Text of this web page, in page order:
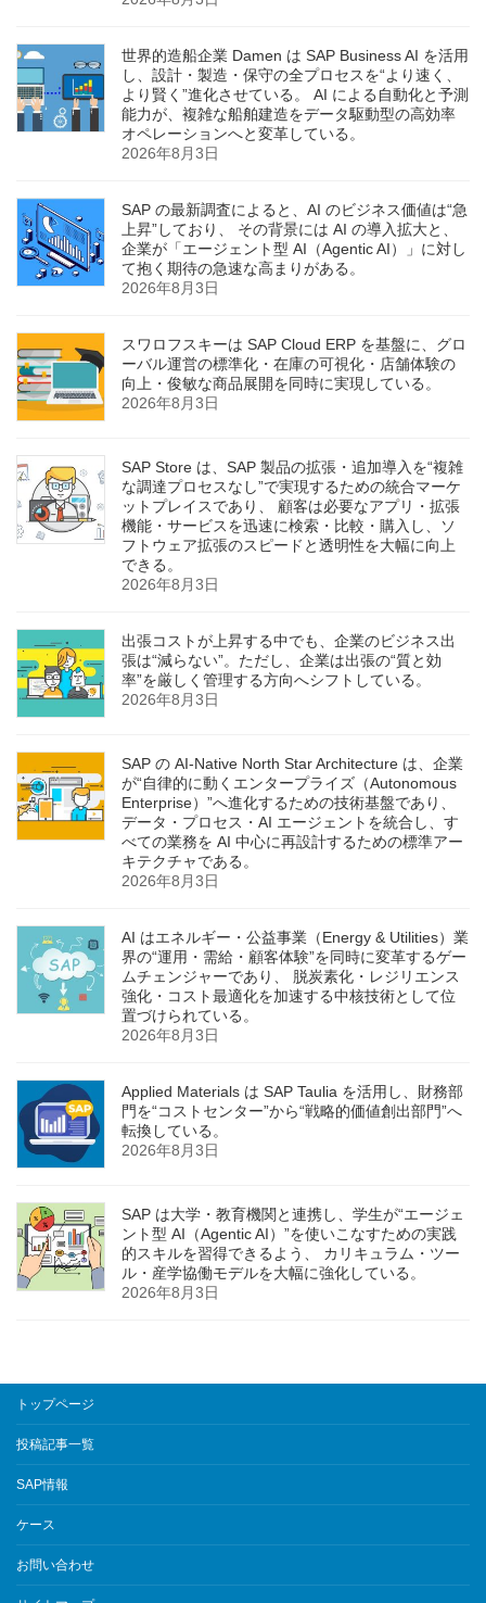
世界的造船企業 Damen は SAP Business AI を活用
し、設計・製造・保守の全プロセスを“より速く、
より賢く”進化させている。 AI による自動化と予測
能力が、複雑な船舶建造をデータ駆動型の高効率
オペレーションへと変革している。
2026年8月3日
SAP の最新調査によると、AI のビジネス価値は“急
上昇”しており、 その背景には AI の導入拡大と、
企業が「エージェント型 AI（Agentic AI）」に対し
て抱く期待の急速な高まりがある。
2026年8月3日
スワロフスキーは SAP Cloud ERP を基盤に、グロ
ーバル運営の標準化・在庫の可視化・店舗体験の
向上・俊敏な商品展開を同時に実現している。
2026年8月3日
SAP Store は、SAP 製品の拡張・追加導入を“複雑
な調達プロセスなし”で実現するための統合マーケ
ットプレイスであり、 顧客は必要なアプリ・拡張
機能・サービスを迅速に検索・比較・購入し、ソ
フトウェア拡張のスピードと透明性を大幅に向上
できる。
2026年8月3日
出張コストが上昇する中でも、企業のビジネス出
張は“減らない”。ただし、企業は出張の“質と効
率”を厳しく管理する方向へシフトしている。
2026年8月3日
SAP の AI‑Native North Star Architecture は、企業
が“自律的に動くエンタープライズ（Autonomous
Enterprise）”へ進化するための技術基盤であり、
データ・プロセス・AI エージェントを統合し、す
べての業務を AI 中心に再設計するための標準アー
キテクチャである。
2026年8月3日
AI はエネルギー・公益事業（Energy & Utilities）業
界の“運用・需給・顧客体験”を同時に変革するゲー
ムチェンジャーであり、 脱炭素化・レジリエンス
強化・コスト最適化を加速する中核技術として位
置づけられている。
2026年8月3日
Applied Materials は SAP Taulia を活用し、財務部
門を“コストセンター”から“戦略的価値創出部門”へ
転換している。
2026年8月3日
SAP は大学・教育機関と連携し、学生が“エージェ
ント型 AI（Agentic AI）”を使いこなすための実践
的スキルを習得できるよう、 カリキュラム・ツー
ル・産学協働モデルを大幅に強化している。
2026年8月3日
トップページ
投稿記事一覧
SAP情報
ケース
お問い合わせ